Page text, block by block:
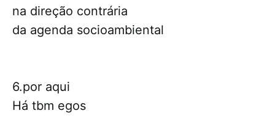
na direção contrária
da agenda socioambiental
6.por aqui
Há tbm egos